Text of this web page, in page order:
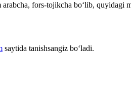
fors-tojikcha bo‘lib,
saytida tanishsangiz bo‘ladi.